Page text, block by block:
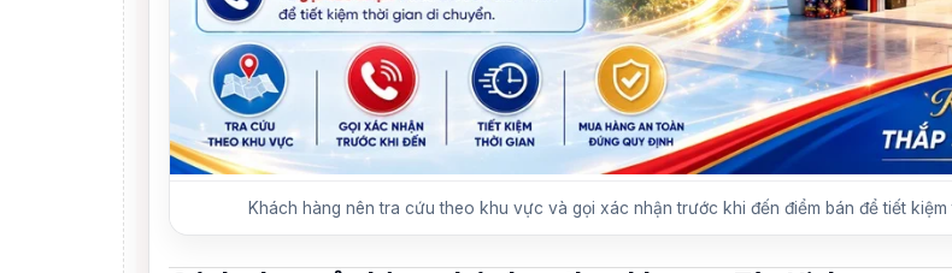
Khách hàng nên tra cứu theo khu vực và gọi xác nhận trước khi đến điểm bán để tiết kiệm